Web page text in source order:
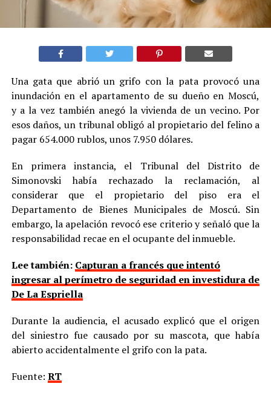
Una gata que abrió un grifo con la pata provocó una
inundación en el apartamento de su dueño en Moscú,
y a la vez también anegó la vivienda de un vecino. Por
esos daños, un tribunal obligó al propietario del felino a
pagar 654.000 rublos, unos 7.950 dólares.
En primera instancia, el Tribunal del Distrito de
Simonovski había rechazado la reclamación, al
considerar que el propietario del piso era el
Departamento de Bienes Municipales de Moscú. Sin
embargo, la apelación revocó ese criterio y señaló que la
responsabilidad recae en el ocupante del inmueble.
Lee también: Capturan a francés que intentó
ingresar al perímetro de seguridad en investidura de
De La Espriella
Durante la audiencia, el acusado explicó que el origen
del siniestro fue causado por su mascota, que había
abierto accidentalmente el grifo con la pata.
Fuente: RT